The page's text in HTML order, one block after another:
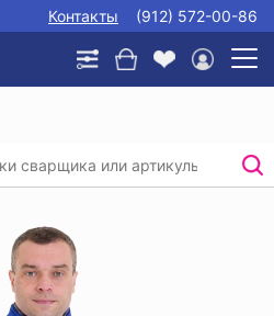
Контакты (912) 572-00-86
Жилет утепленный